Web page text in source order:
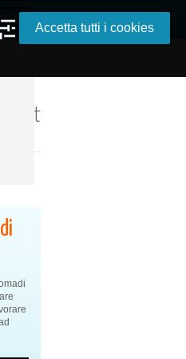
Accetta tutti i cookies